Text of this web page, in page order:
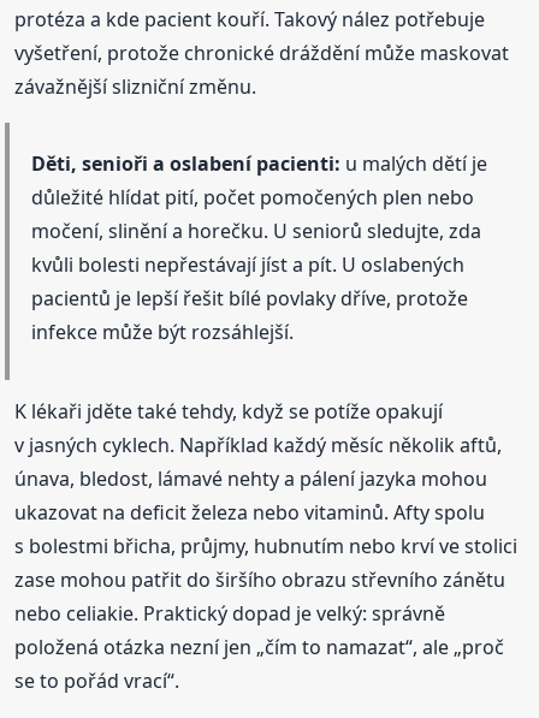
protéza a kde pacient kouří. Takový nález potřebuje
vyšetření, protože chronické dráždění může maskovat
závažnější slizniční změnu.
Děti, senioři a oslabení pacienti: u malých dětí je
důležité hlídat pití, počet pomočených plen nebo
močení, slinění a horečku. U seniorů sledujte, zda
kvůli bolesti nepřestávají jíst a pít. U oslabených
pacientů je lepší řešit bílé povlaky dříve, protože
infekce může být rozsáhlejší.
K lékaři jděte také tehdy, když se potíže opakují
v jasných cyklech. Například každý měsíc několik aftů,
únava, bledost, lámavé nehty a pálení jazyka mohou
ukazovat na deficit železa nebo vitaminů. Afty spolu
s bolestmi břicha, průjmy, hubnutím nebo krví ve stolici
zase mohou patřit do širšího obrazu střevního zánětu
nebo celiakie. Praktický dopad je velký: správně
položená otázka nezní jen „čím to namazat“, ale „proč
se to pořád vrací“.